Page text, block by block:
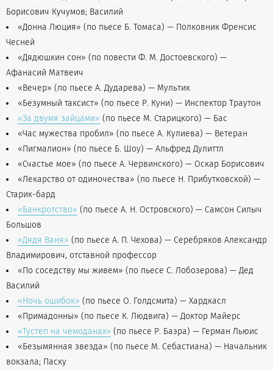
Борисович Кучумов; Василий
«Донна Люция» (по пьесе Б. Томаса) — Полковник Френсис
Чесней
«Дядюшкин сон» (по повести Ф. М. Достоевского) —
Афанасий Матвеич
«Вечер» (по пьесе А. Дударева) — Мультик
«Безумный таксист» (по пьесе Р. Куни) — Инспектор Траутон
«За двумя зайцами» (по пьесе М. Старицкого) — Бас
«Час мужества пробил» (по пьесе А. Кулиева) — Ветеран
«Пигмалион» (по пьесе Б. Шоу) — Альфред Дулиттл
«Счастье мое» (по пьесе А. Червинского) — Оскар Борисович
«Лекарство от одиночества» (по пьесе Н. Прибутковской) —
Старик-бард
«Банкротство» (по пьесе А. Н. Островского) — Самсон Силыч
Большов
«Дядя Ваня» (по пьесе А. П. Чехова) — Серебряков Александр
Владимирович, отставной профессор
«По соседству мы живем» (по пьесе С. Лобозерова) — Дед
Василий
«Ночь ошибок» (по пьесе О. Голдсмита) — Хардкасл
«Примадонны» (по пьесе К. Людвига) — Доктор Майерс
«Тустеп на чемоданах» (по пьесе Р. Баэра) — Герман Льюис
«Безымянная звезда» (по пьесе М. Себастиана) — Начальник
вокзала; Паску